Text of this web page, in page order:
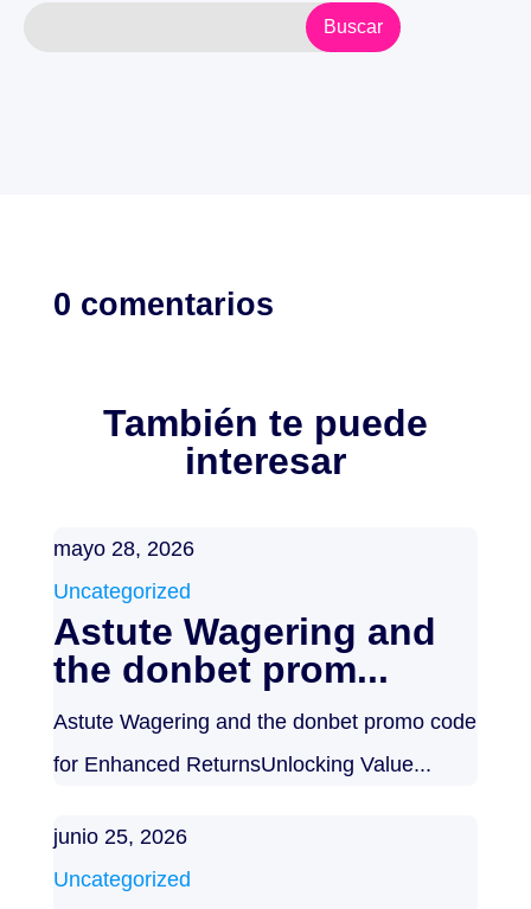
0 comentarios
También te puede
interesar
mayo 28, 2026
Uncategorized
Astute Wagering and
the donbet prom...
Astute Wagering and the donbet promo code
for Enhanced ReturnsUnlocking Value...
junio 25, 2026
Uncategorized